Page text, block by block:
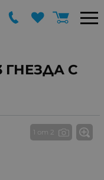
ГНЕЗДА С
1 от 2